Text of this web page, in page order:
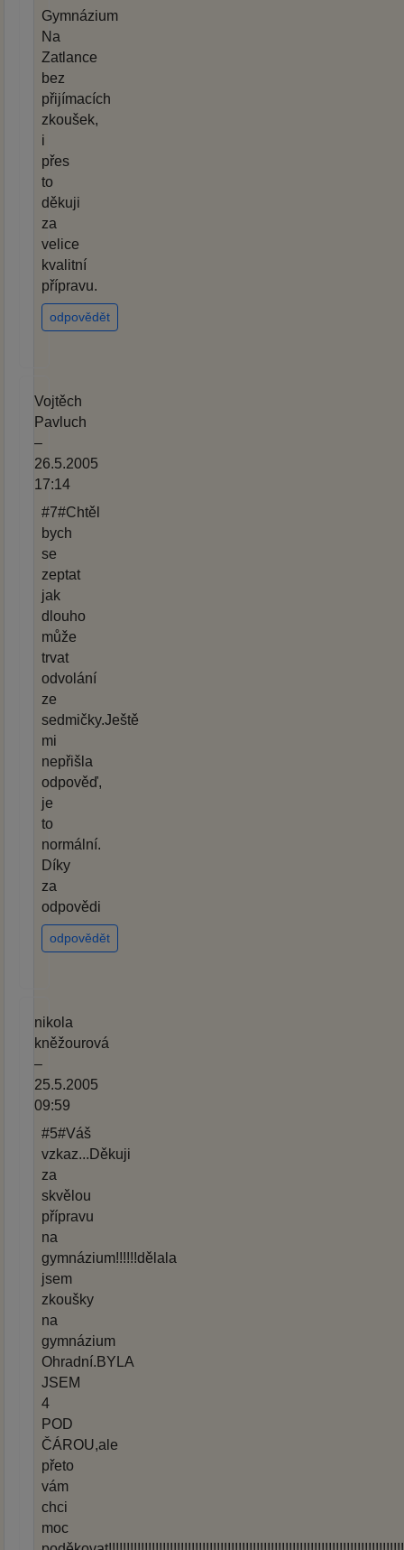
Gymnázium
Na
Zatlance
bez
přijímacích
zkoušek,
i
přes
to
děkuji
za
velice
kvalitní
přípravu.
odpovědět
Vojtěch
Pavluch
–
26.5.2005
17:14
#7#Chtěl
bych
se
zeptat
jak
dlouho
může
trvat
odvolání
ze
sedmičky.Ještě
mi
nepřišla
odpověď,
je
to
normální.
Díky
za
odpovědi
odpovědět
nikola
kněžourová
–
25.5.2005
09:59
#5#Váš
vzkaz...Děkuji
za
skvělou
přípravu
na
gymnázium!!!!!!dělala
jsem
zkoušky
na
gymnázium
Ohradní.BYLA
JSEM
4
POD
ČÁROU,ale
přeto
vám
chci
moc